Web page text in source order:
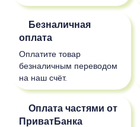
Безналичная
оплата
Оплатите товар
безналичным переводом
на наш счёт.
Оплата частями от
ПриватБанка